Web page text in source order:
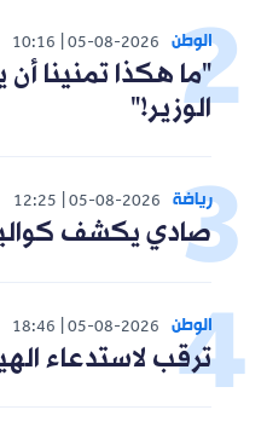
الوطن 05-08-2026
10:16
"ما هكذا تمنينا
الوزير!"
رياضة 05-08-2026
12:25
صادي يكشف
الوطن 05-08-2026
18:46
ترقب لاستدعاء